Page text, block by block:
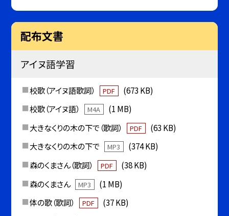
配布文書
アイヌ語学習
校歌（アイヌ語歌詞） PDF
(673 KB)
校歌（アイヌ語）
M4A
(1 MB)
大きなくりの木の下で（歌詞）
PDF
(63 KB)
大きなくりの木の下で
MP3
(374 KB)
森のくまさん（歌詞）
PDF
(38 KB)
森のくまさん
MP3
(1 MB)
体の歌（歌詞）
PDF
(37 KB)